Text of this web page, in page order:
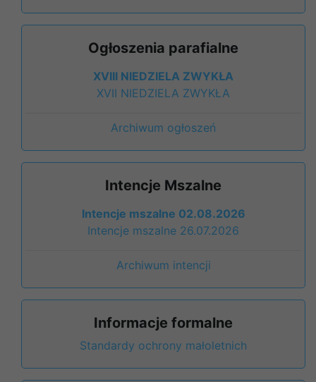
Ogłoszenia parafialne
XVIII NIEDZIELA ZWYKŁA
XVII NIEDZIELA ZWYKŁA
Archiwum ogłoszeń
Intencje Mszalne
Intencje mszalne 02.08.2026
Intencje mszalne 26.07.2026
Archiwum intencji
Informacje formalne
Standardy ochrony małoletnich